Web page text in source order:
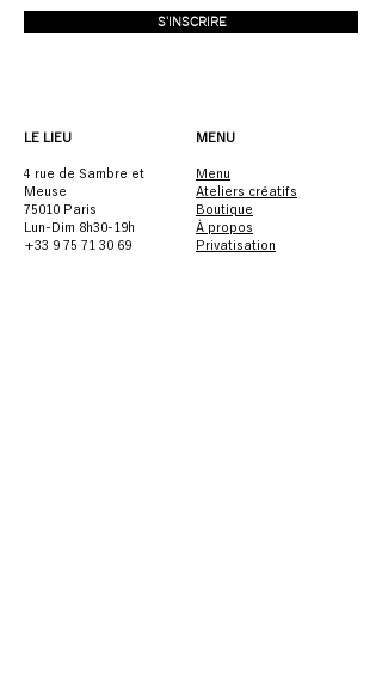
S'INSCRIRE
LE LIEU
4 rue de Sambre et
Meuse
75010 Paris
Lun-Dim 8h30-19h
+33 9 75 71 30 69
MENU
Menu
Ateliers créatifs
Boutique
À propos
Privatisation